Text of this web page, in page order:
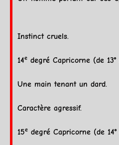
Instinct cruels.
14e degré Capricorne (de 13°
Une main tenant un dard.
Caractère agressif.
15e degré Capricorne (de